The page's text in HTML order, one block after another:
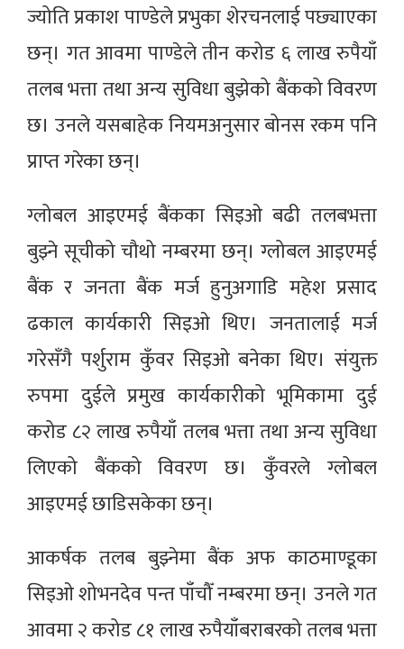
ज्योति प्रकाश पाण्डेले प्रभुका शेरचनलाई पछ्याएका
छन्। गत आवमा पाण्डेले तीन करोड ६ लाख रुपैयाँ
तलब भत्ता तथा अन्य सुविधा बुझेको बैंकको विवरण
छ। उनले यसबाहेक नियमअनुसार बोनस रकम पनि
प्राप्त गरेका छन्।
ग्लोबल आइएमई बैंकका सिइओ बढी तलबभत्ता
बुझ्ने सूचीको चौथो नम्बरमा छन्। ग्लोबल आइएमई
बैंक र जनता बैंक मर्ज हुनुअगाडि महेश प्रसाद
ढकाल कार्यकारी सिइओ थिए। जनतालाई मर्ज
गरेसँगै पर्शुराम कुँवर सिइओ बनेका थिए। संयुक्त
रुपमा दुईले प्रमुख कार्यकारीको भूमिकामा दुई
करोड ८२ लाख रुपैयाँ तलब भत्ता तथा अन्य सुविधा
लिएको बैंकको विवरण छ। कुँवरले ग्लोबल
आइएमई छाडिसकेका छन्।
आकर्षक तलब बुझ्नेमा बैंक अफ काठमाण्डूका
सिइओ शोभनदेव पन्त पाँचौँ नम्बरमा छन्। उनले गत
आवमा २ करोड ८१ लाख रुपैयाँबराबरको तलब भत्ता